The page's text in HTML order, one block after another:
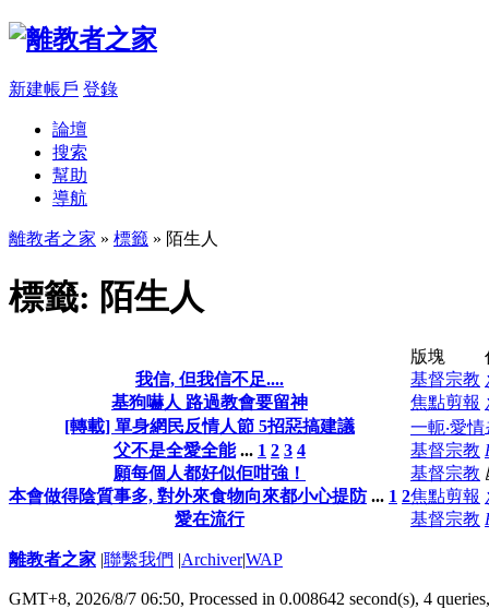
新建帳戶 登錄
論壇
搜索
幫助
導航
離教者之家 » 標籤 » 陌生人
標籤: 陌生人
版塊
我信, 但我信不足....
基督宗教
基狗嚇人 路過教會要留神
焦點剪報
[轉載] 單身網民反情人節 5招惡搞建議
一軛‧愛情
父不是全愛全能 ... 1 2 3 4 基督宗教
願每個人都好似佢咁強！
基督宗教
本會做得陰質事多, 對外來食物向來都小心提防 ... 1 2焦點剪報
愛在流行
基督宗教
離教者之家 |聯繫我們 |Archiver|WAP
GMT+8, 2026/8/7 06:50, Processed in 0.008642 second(s), 4